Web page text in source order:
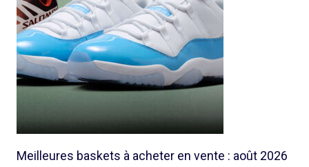
Meilleures baskets à acheter en vente : août 2026